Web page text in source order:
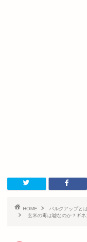
HOME
バルクアップとは
玄米の毒は嘘なのか？ギ